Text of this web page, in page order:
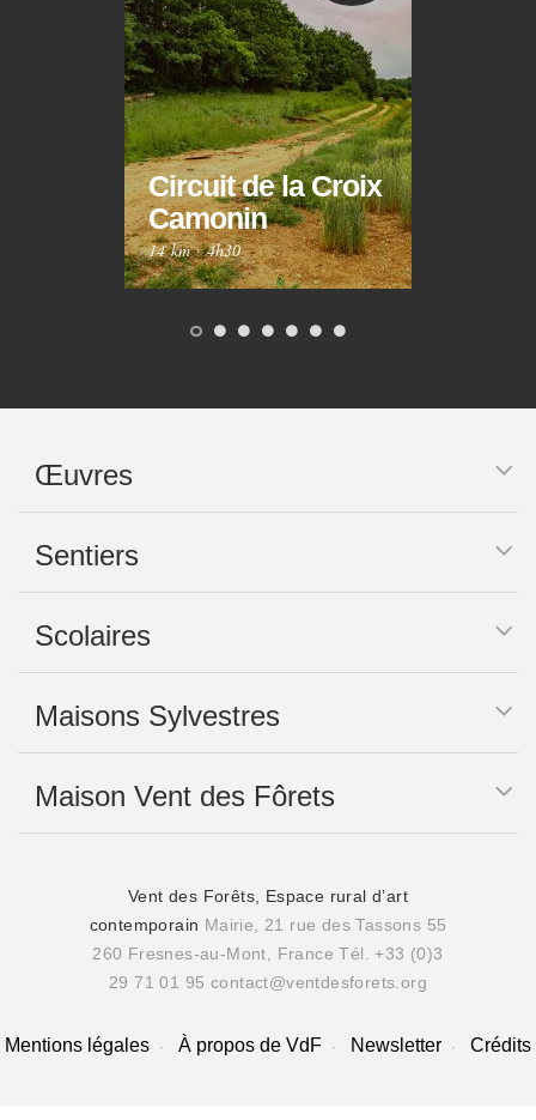
Circuit de la Croix
Camonin
14 km·4h30
Œuvres
Sentiers
Scolaires
Maisons Sylvestres
Maison Vent des Fôrets
Vent des Forêts, Espace rural d’art
contemporain Mairie, 21 rue des Tassons 55
260 Fresnes-au-Mont, France Tél. +33 (0)3
29 71 01 95 contact@ventdesforets.org
Mentions légales À propos de VdF Newsletter Crédits